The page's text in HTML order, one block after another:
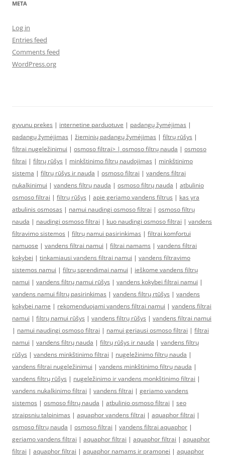
META
Log in
Entries feed
Comments feed
WordPress.org
gyvunu prekes | internetine parduotuve | padangų žymėjimas |
padangų žymėjimas | žieminių padangų žymėjimas | filtrų rūšys |
filtrai nugeležinimui | osmoso filtrai> | osmoso filtrų nauda | osmoso
filtrai | filtrų rūšys | minkštinimo filtrų naudojimas | minkštinimo
sistema | filtrų rūšys ir nauda | osmoso filtrai | vandens filtrai
nukalkinimui | vandens filtrų nauda | osmoso filtrų nauda | atbulinio
osmoso filtrai | filtrų rūšys | apie geriamo vandens filtrus | kas yra
atbulinis osmosas | namui naudingi osmoso filtrai | osmoso filtrų
nauda | naudingi osmoso filtrai | kuo naudingi osmoso filtrai | vandens
filtravimo sistemos | filtrų namui pasirinkimas | filtrai komfortui
namuose | vandens filtrai namui | filtrai namams | vandens filtrai
kokybei | tinkamiausi vandens filtrai namui | vandens filtravimo
sistemos namui | filtrų sprendimai namui | ieškome vandens filtrų
namui | vandens filtrų namui rūšys | vandens kokybei filtrai namui |
vandens namui filtrų pasirinkimas | vandens filtrų rtūšys | vandens
kokybei name | rekomenduojami vandens filtrai namui | vandens filtrai
namui | filtrų namui rūšys | vandens filtrų rūšys | vandens filtrai namui
| namui naudingi osmoso filtrai | namui geriausi osmoso filtrai | filtrai
namui | vandens filtrų nauda | filtrų rūšys ir nauda | vandens filtrų
rūšys | vandens minkštinimo filtrai | nugeležinimo filtrų nauda |
vandens filtrai nugeležinimui | vandens minkštinimo filtrų nauda |
vandens filtrų rūšys | nugeležinimo ir vandens monkštinimo filtrai |
vandens nukalkinimo filtrai | vandens filtrai | geriamo vandens
sistemos | osmoso filtrų nauda | atbulinio osmoso filtrai | seo
straipsniu talpinimas | aquaphor vandens filtrai | aquaphor filtrai |
osmoso filtrų nauda | osmoso filtrai | vandens filtrai aquaphor |
geriamo vandens filtrai | aquaphor filtrai | aquaphor filtrai | aquaphor
filtrai | aquaphor filtrai | aquaphor namams ir pramonei | aquaphor